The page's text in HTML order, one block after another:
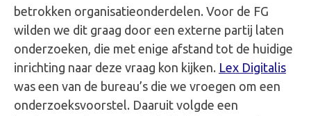
betrokken organisatieonderdelen. Voor de FG
wilden we dit graag door een externe partij laten
onderzoeken, die met enige afstand tot de huidige
inrichting naar deze vraag kon kijken. Lex Digitalis
was een van de bureau’s die we vroegen om een
onderzoeksvoorstel. Daaruit volgde een